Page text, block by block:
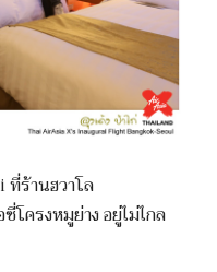
ที่ร้านฮวาโล
โครงหมูย่าง อยู่ไม่ไกล